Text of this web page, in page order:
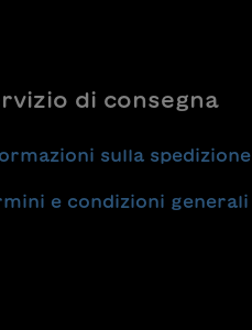
di consegna
sulla spedizione
e condizioni generali